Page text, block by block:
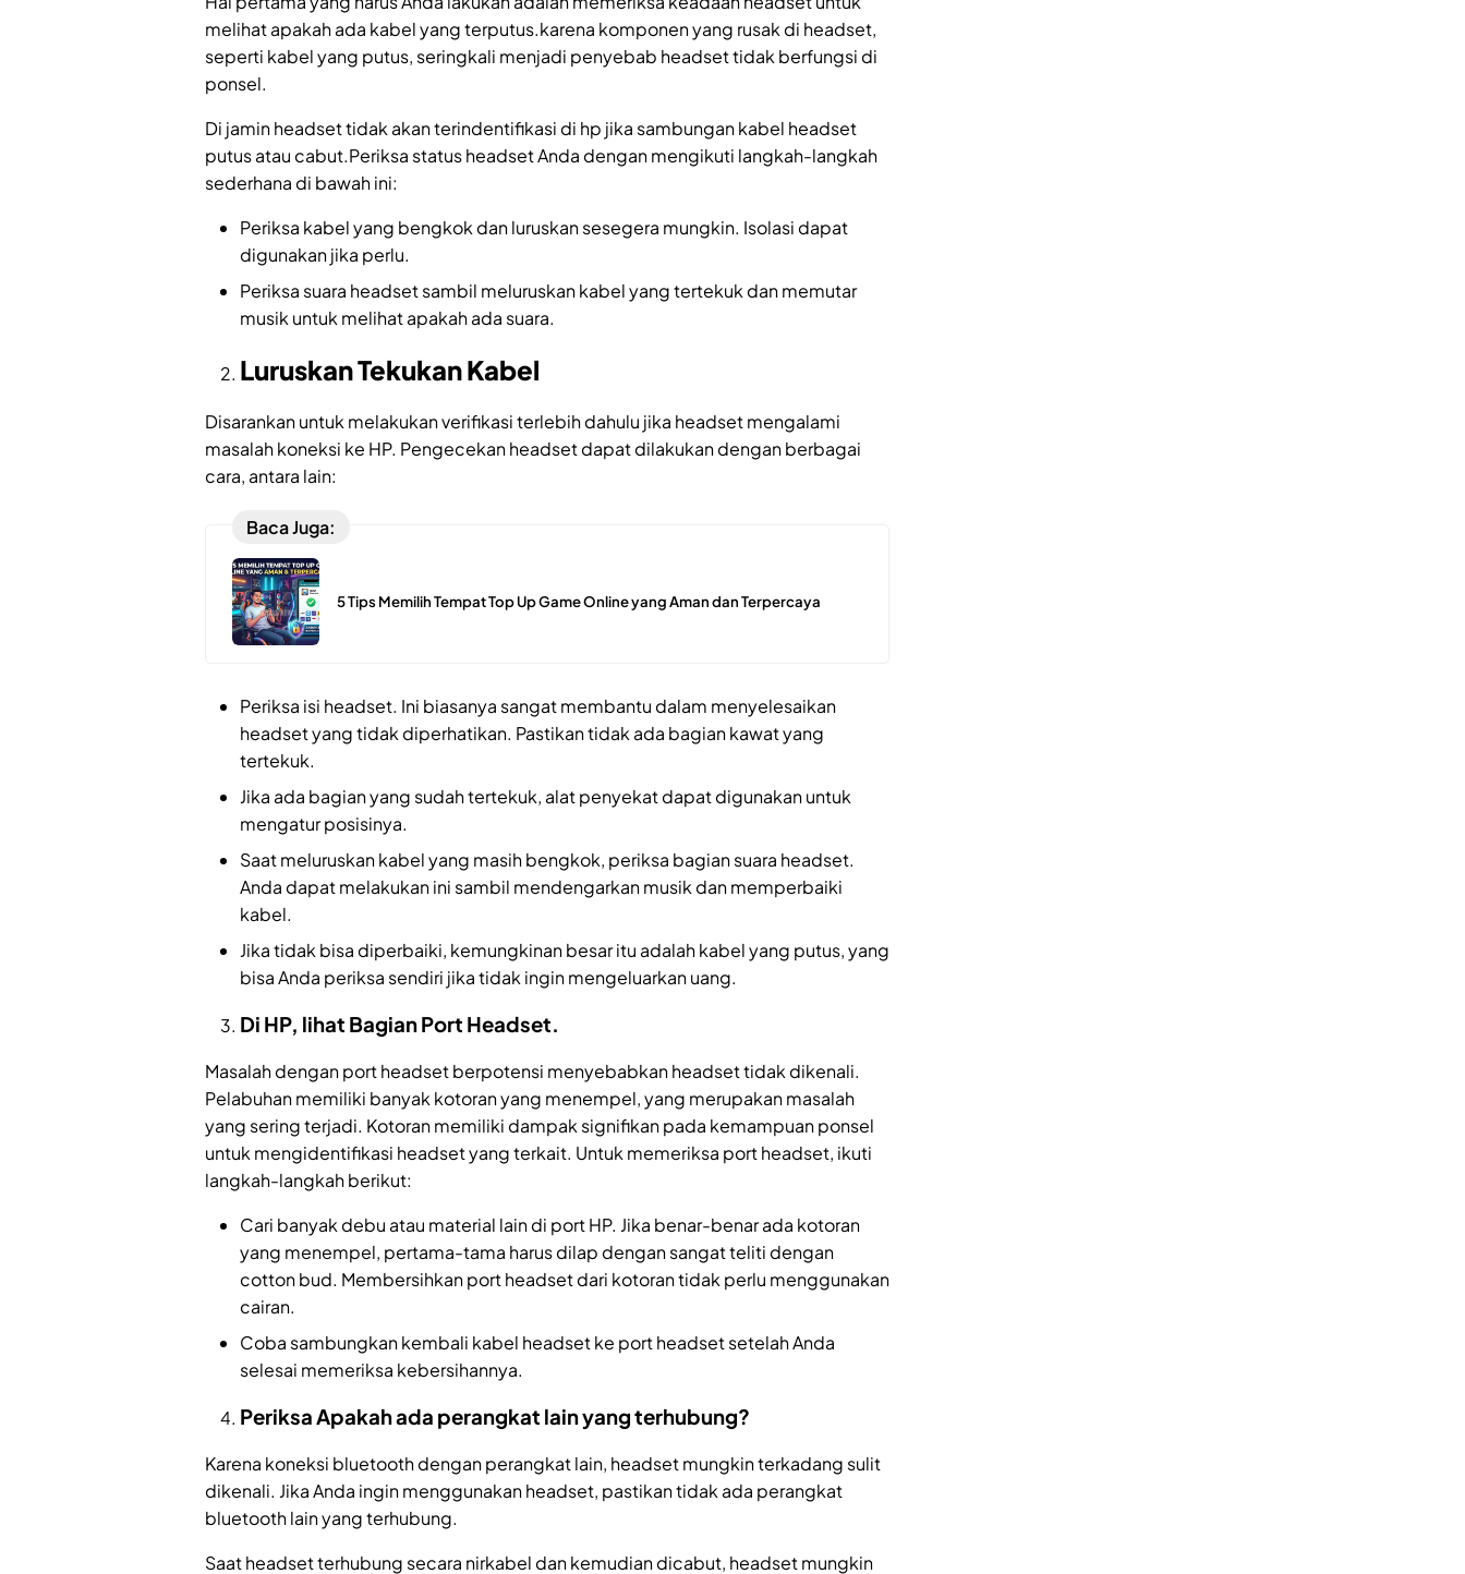
melihat apakah ada kabel yang terputus.karena komponen yang rusak di headset,
seperti kabel yang putus, seringkali menjadi penyebab headset tidak berfungsi di
ponsel.
Di jamin headset tidak akan terindentifikasi di hp jika sambungan kabel headset
putus atau cabut.Periksa status headset Anda dengan mengikuti langkah-langkah
sederhana di bawah ini:
Periksa kabel yang bengkok dan luruskan sesegera mungkin. Isolasi dapat
digunakan jika perlu.
Periksa suara headset sambil meluruskan kabel yang tertekuk dan memutar
musik untuk melihat apakah ada suara.
Luruskan Tekukan Kabel
Disarankan untuk melakukan verifikasi terlebih dahulu jika headset mengalami
masalah koneksi ke HP. Pengecekan headset dapat dilakukan dengan berbagai
cara, antara lain:
Baca Juga:
5 Tips Memilih Tempat Top Up Game Online yang Aman dan Terpercaya
Periksa isi headset. Ini biasanya sangat membantu dalam menyelesaikan
headset yang tidak diperhatikan. Pastikan tidak ada bagian kawat yang
tertekuk.
Jika ada bagian yang sudah tertekuk, alat penyekat dapat digunakan untuk
mengatur posisinya.
Saat meluruskan kabel yang masih bengkok, periksa bagian suara headset.
Anda dapat melakukan ini sambil mendengarkan musik dan memperbaiki
kabel.
Jika tidak bisa diperbaiki, kemungkinan besar itu adalah kabel yang putus, yang
bisa Anda periksa sendiri jika tidak ingin mengeluarkan uang.
Di HP, lihat Bagian Port Headset.
Masalah dengan port headset berpotensi menyebabkan headset tidak dikenali.
Pelabuhan memiliki banyak kotoran yang menempel, yang merupakan masalah
yang sering terjadi. Kotoran memiliki dampak signifikan pada kemampuan ponsel
untuk mengidentifikasi headset yang terkait. Untuk memeriksa port headset, ikuti
langkah-langkah berikut:
Cari banyak debu atau material lain di port HP. Jika benar-benar ada kotoran
yang menempel, pertama-tama harus dilap dengan sangat teliti dengan
cotton bud. Membersihkan port headset dari kotoran tidak perlu menggunakan
cairan.
Coba sambungkan kembali kabel headset ke port headset setelah Anda
selesai memeriksa kebersihannya.
Periksa Apakah ada perangkat lain yang terhubung?
Karena koneksi bluetooth dengan perangkat lain, headset mungkin terkadang sulit
dikenali. Jika Anda ingin menggunakan headset, pastikan tidak ada perangkat
bluetooth lain yang terhubung.
Saat headset terhubung secara nirkabel dan kemudian dicabut, headset mungkin